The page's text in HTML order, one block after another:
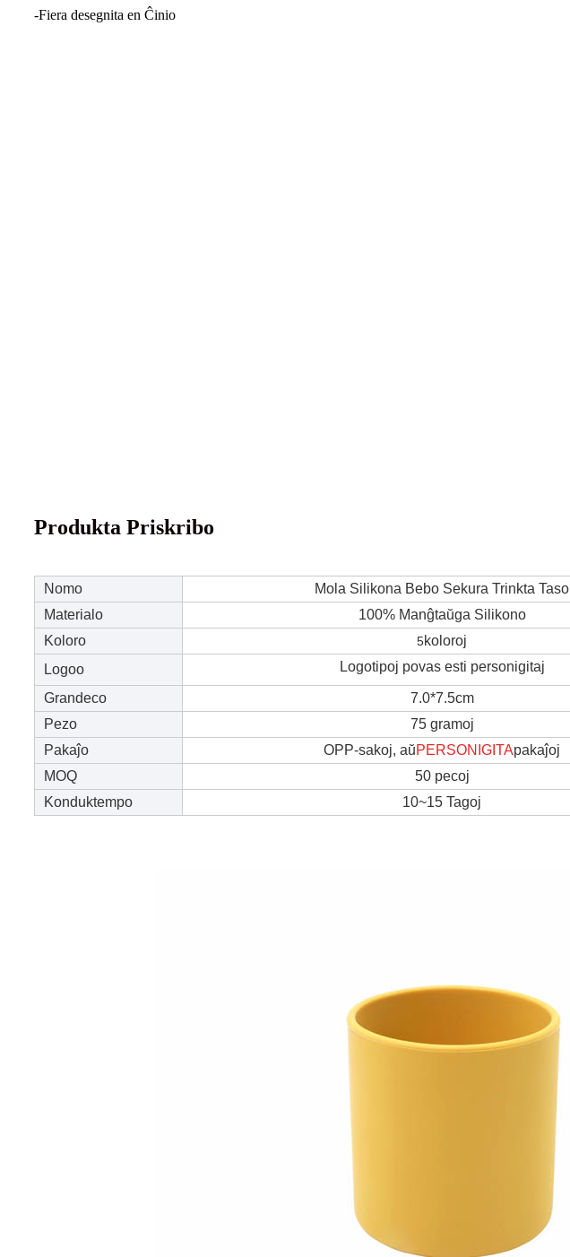
-Fiera desegnita en Ĉinio
Produkta Priskribo
Nomo
Mola Silikona Bebo Sekura Trinkta Taso
Materialo
100% Manĝtaŭga Silikono
Koloro
5koloroj
Logoo
Logotipoj povas esti personigitaj
Grandeco
7.0*7.5cm
Pezo
75 gramoj
Pakaĵo
OPP-sakoj, aŭPERSONIGITApakaĵoj
MOQ
50 pecoj
Konduktempo
10~15 Tagoj